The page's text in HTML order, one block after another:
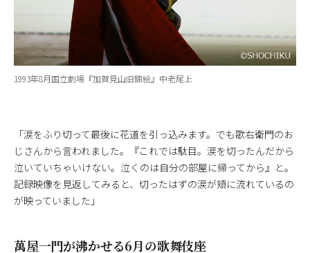
1993年8月国立劇場『加賀見山旧錦絵』中老尾上
「涙をふり切って最後に花道を引っ込みます。でも歌右衛門のお
じさんから言われました。『これでは駄目。涙を切ったんだから
泣いていちゃいけない。泣くのは自分の部屋に帰ってから』と。
記録映像を見返してみると、切ったはずの涙が頬に流れているの
が映っていました」
萬屋一門が沸かせる6月の歌舞伎座